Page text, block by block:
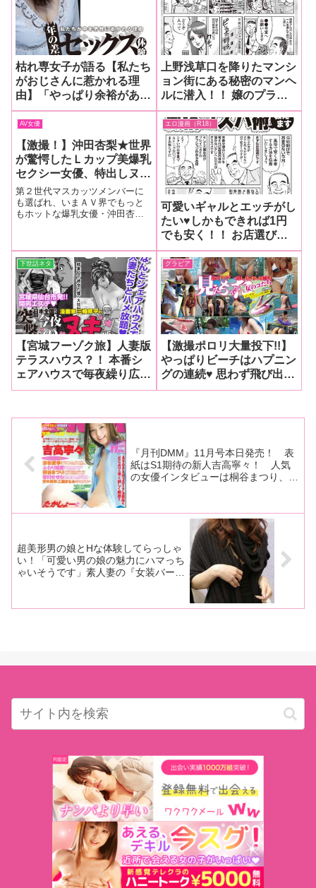
枯れ専女子が語る【私たち
がおじさんに惹かれる理
由】「やっぱり余裕がある
んでしょうね。喋ってても
私を気遣ってくれる優しさ
を感じるし、自分の性癖を
押し付けてくることもない
し…援交相手は中年おじさ
んに限ります」
上野浅草口を降りたマンシ
ョン街にある秘密のマンヘ
ルに潜入！！ 嬢のプライ
ベートムームに招かれ騎乗
位できっちり本番♥（裏風
俗体験マンガ再現報告）
AV女優
【激撮！】沖田杏梨★世界
が驚愕したＬカップ美爆乳
セクシー女優、特出しヌー
ドグラビア！
第２世代マスカッツメンバーに
も選ばれ、いまＡＶ界でもっと
もホットな爆乳女優・沖田杏梨
エロ漫画（R18）
可愛いギャルとエッチがし
たい♥しかもできれば1円
でも安く！！ お店選びか
ら嬢との本番交渉まで、賢
くヌキたいアナタに贈る【
マル得風俗コスパ術!!】
下世話ネタ
【宮城フーゾク旅】人妻版
テラスハウス？！ 本番シ
ェアハウスで毎夜繰り広げ
られる酒池肉林の宴♥ 【フ
へいのみちのく桃色♥漫遊
記!!】
グラビア
【激撮ポロリ大量投下!!】
やっぱりビーチはハプニン
グの連続♥ 思わず飛び出し
ちゃったポロリ画像で冬の
『月刊DMM』11月号本日発売！ 表
紙はS1期待の新人吉高寧々！ 人気
の女優インタビューは桐谷まつり、榎
三上悠亜の最新作もバッチリ紹介!!
超美形男の娘とHな体験してらっしゃ
い！「可愛い男の娘の魅力にハマっち
ゃいそうです」素人妻の『女装バー』